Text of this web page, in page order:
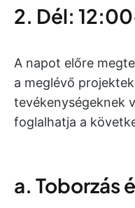
2. Dél:
A napot előre
a meglévő
tevékenységeknek
foglalhatja a
a. Toborzás